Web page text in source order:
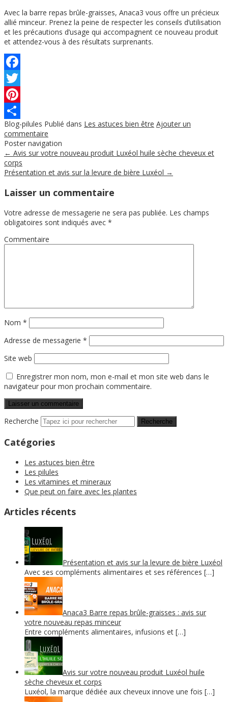
Avec la barre repas brûle-graisses, Anaca3 vous offre un précieux
allié minceur. Prenez la peine de respecter les conseils d’utilisation
et les précautions d’usage qui accompagnent ce nouveau produit
et attendez-vous à des résultats surprenants.
Facebook
Twitter
Pinterest
Partager
Blog-pilules Publié dans Les astuces bien être Ajouter un
commentaire
Poster navigation
← Avis sur votre nouveau produit Luxéol huile sèche cheveux et
corps
Présentation et avis sur la levure de bière Luxéol →
Laisser un commentaire
Votre adresse de messagerie ne sera pas publiée. Les champs
obligatoires sont indiqués avec *
Commentaire
Nom *
Adresse de messagerie *
Site web
Enregistrer mon nom, mon e-mail et mon site web dans le
navigateur pour mon prochain commentaire.
Recherche
Catégories
Les astuces bien être
Les pilules
Les vitamines et mineraux
Que peut on faire avec les plantes
Articles récents
Présentation et avis sur la levure de bière Luxéol
Avec ses compléments alimentaires et ses références […]
Anaca3 Barre repas brûle-graisses : avis sur
votre nouveau repas minceur
Entre compléments alimentaires, infusions et […]
Avis sur votre nouveau produit Luxéol huile
sèche cheveux et corps
Luxéol, la marque dédiée aux cheveux innove une fois […]